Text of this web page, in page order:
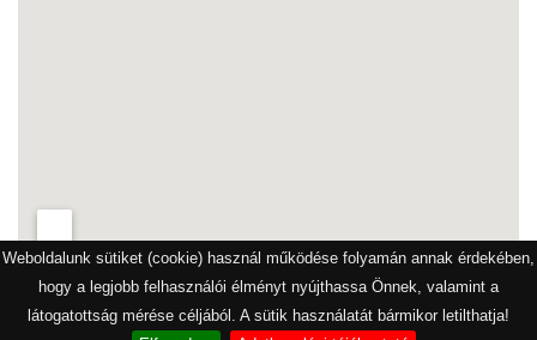
Weboldalunk sütiket (cookie) használ működése folyamán annak érdekében,
hogy a legjobb felhasználói élményt nyújthassa Önnek, valamint a
látogatottság mérése céljából. A sütik használatát bármikor letilthatja!